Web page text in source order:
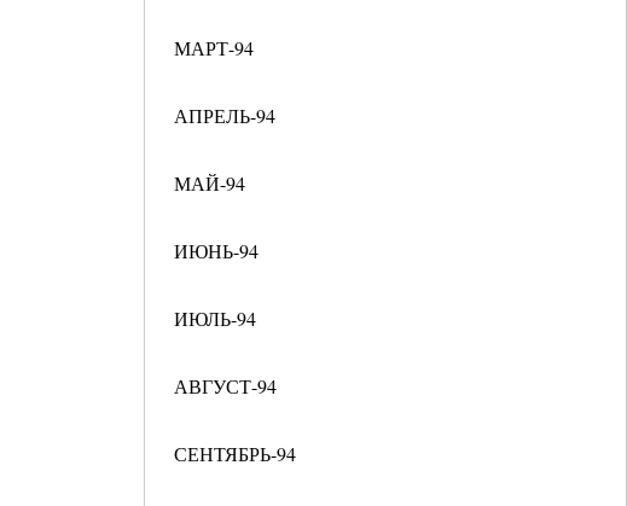
МАРТ-94
АПРЕЛЬ-94
МАЙ-94
ИЮНЬ-94
ИЮЛЬ-94
АВГУСТ-94
СЕНТЯБРЬ-94